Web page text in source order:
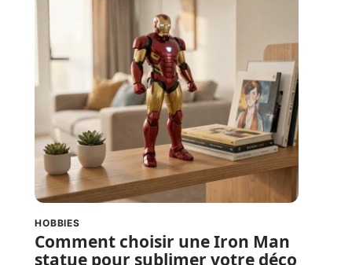
HOBBIES
Comment choisir une Iron Man
statue pour sublimer votre déco